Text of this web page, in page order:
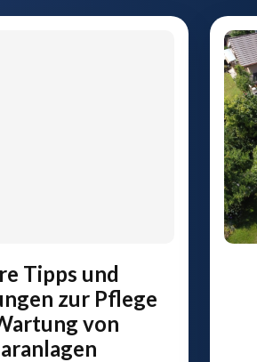
Tipps und
zur Pflege
von